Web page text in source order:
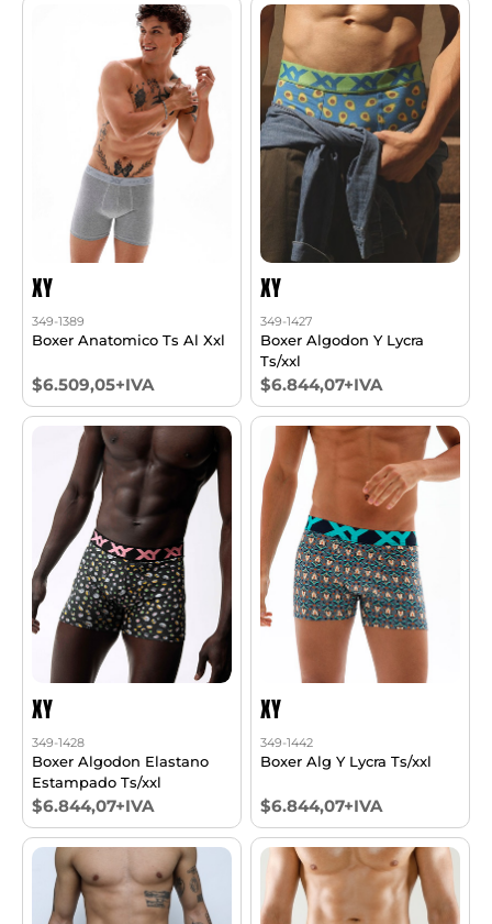
XY
349-1389
Boxer Anatomico Ts Al Xxl
$6.509,05+IVA
XY
349-1427
Boxer Algodon Y Lycra
Ts/xxl
$6.844,07+IVA
XY
349-1428
Boxer Algodon Elastano
Estampado Ts/xxl
$6.844,07+IVA
XY
349-1442
Boxer Alg Y Lycra Ts/xxl
$6.844,07+IVA